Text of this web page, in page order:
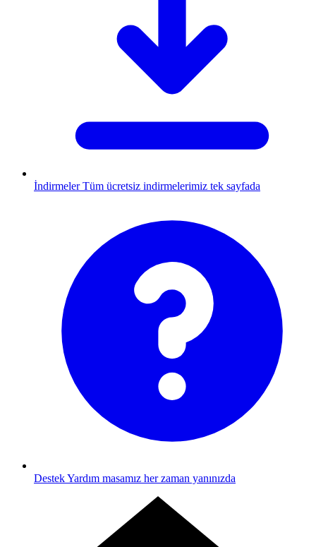
İndirmeler Tüm ücretsiz indirmelerimiz tek sayfada
DestekYardım masamız her zaman yanınızda